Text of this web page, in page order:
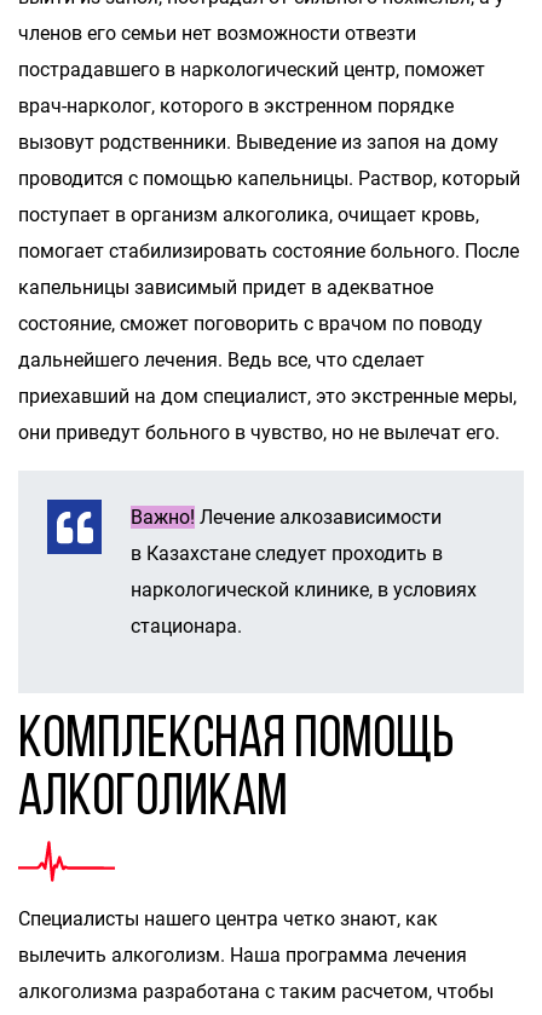
членов его семьи нет возможности отвезти
пострадавшего в наркологический центр, поможет
врач-нарколог, которого в экстренном порядке
вызовут родственники. Выведение из запоя на дому
проводится с помощью капельницы. Раствор, который
поступает в организм алкоголика, очищает кровь,
помогает стабилизировать состояние больного. После
капельницы зависимый придет в адекватное
состояние, сможет поговорить с врачом по поводу
дальнейшего лечения. Ведь все, что сделает
приехавший на дом специалист, это экстренные меры,
они приведут больного в чувство, но не вылечат его.
Важно! Лечение алкозависимости
в Казахстане следует проходить в
наркологической клинике, в условиях
стационара.
Комплексная помощь
алкоголикам
Специалисты нашего центра четко знают, как
вылечить алкоголизм. Наша программа лечения
алкоголизма разработана с таким расчетом, чтобы